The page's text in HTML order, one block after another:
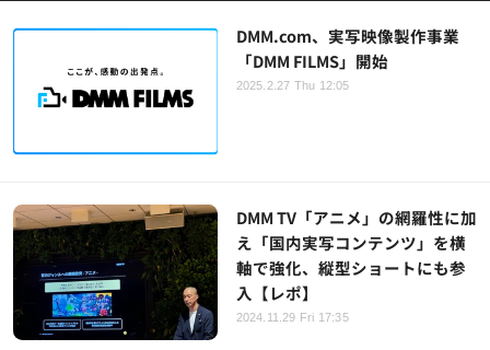
DMM.com、実写映像製作事業
「DMM FILMS」開始
2025.2.27 Thu 12:05
DMM TV「アニメ」の網羅性に加
え「国内実写コンテンツ」を横
軸で強化、縦型ショートにも参
入【レポ】
2024.11.29 Fri 17:35